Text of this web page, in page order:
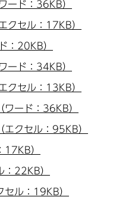
ード：36KB）
クセル：17KB）
：20KB）
ード：34KB）
クセル：13KB）
ード：36KB）
クセル：95KB）
）
22KB）
ル：19KB）